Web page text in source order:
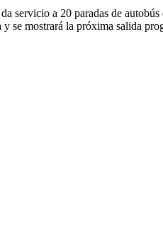
servicio a 20 paradas de
y se mostrará la próxima salida